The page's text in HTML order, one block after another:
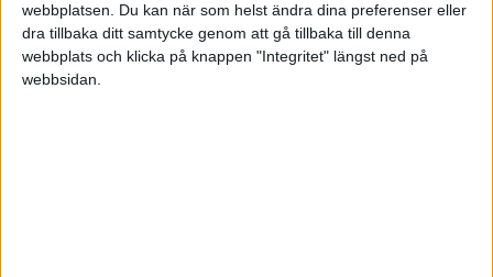
webbplatsen. Du kan när som helst ändra dina preferenser eller
dra tillbaka ditt samtycke genom att gå tillbaka till denna
webbplats och klicka på knappen "Integritet" längst ned på
webbsidan.
företaget
Rekrytering och fortbildning av personal är av
största vikt